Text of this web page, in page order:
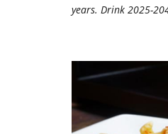
years. Drink 2025-